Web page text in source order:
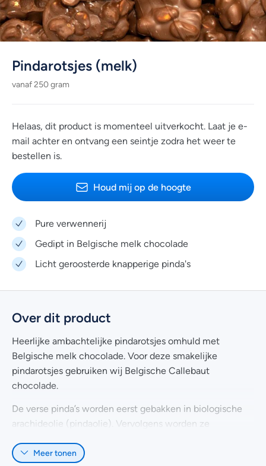
Pindarotsjes (melk)
vanaf 250 gram
Helaas, dit product is momenteel uitverkocht. Laat je e-
mail achter en ontvang een seintje zodra het weer te
bestellen is.
Houd mij op de hoogte
Pure verwennerij
Gedipt in Belgische melk chocolade
Licht geroosterde knapperige pinda's
Over dit product
Heerlijke ambachtelijke pindarotsjes omhuld met
Belgische melk chocolade. Voor deze smakelijke
pindarotsjes gebruiken wij Belgische Callebaut
chocolade.
De verse pinda’s worden eerst gebakken in biologische
arachideolie (pindaolie). Vervolgens worden ze
pindarotsjes hebben we ook in
Meer tonen